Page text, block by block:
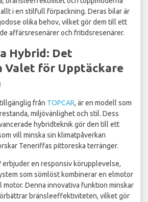
i en stilfull förpackning. Deras bilar är
olika behov, vilket gör dem till ett
affärsresenärer och fritidsresenärer.
Hybrid: Det
Valet för Upptäckare
från TOPCAR, är en modell som
miljövänlighet och stil. Dess
hybridteknik gör den till ett
vill minska sin klimatpåverkan
Teneriffas pittoreska terränger.
erbjuder en responsiv körupplevelse,
som sömlöst kombinerar en elmotor
Denna innovativa funktion minskar
bränsleeffektiviteten, vilket gör